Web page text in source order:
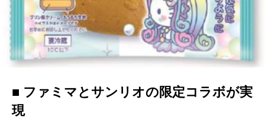
■ ファミマとサンリオの限定コラボが実
現